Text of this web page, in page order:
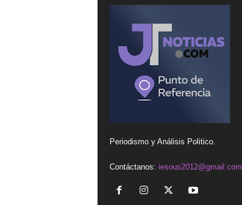
Periodismo y Análisis Politico.
Contáctanos: iesous2012@gmail.com